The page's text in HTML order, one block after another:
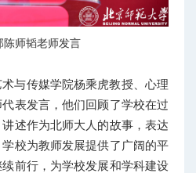
陈师韬老师发言
与传媒学院杨乘虎教授、心理
表发言，他们回顾了学校在过
述作为北师大人的故事，表达
校为教师发展提供了广阔的平
前行，为学校发展和学科建设